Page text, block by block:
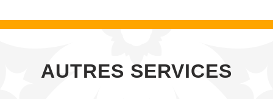
AUTRES SERVICES